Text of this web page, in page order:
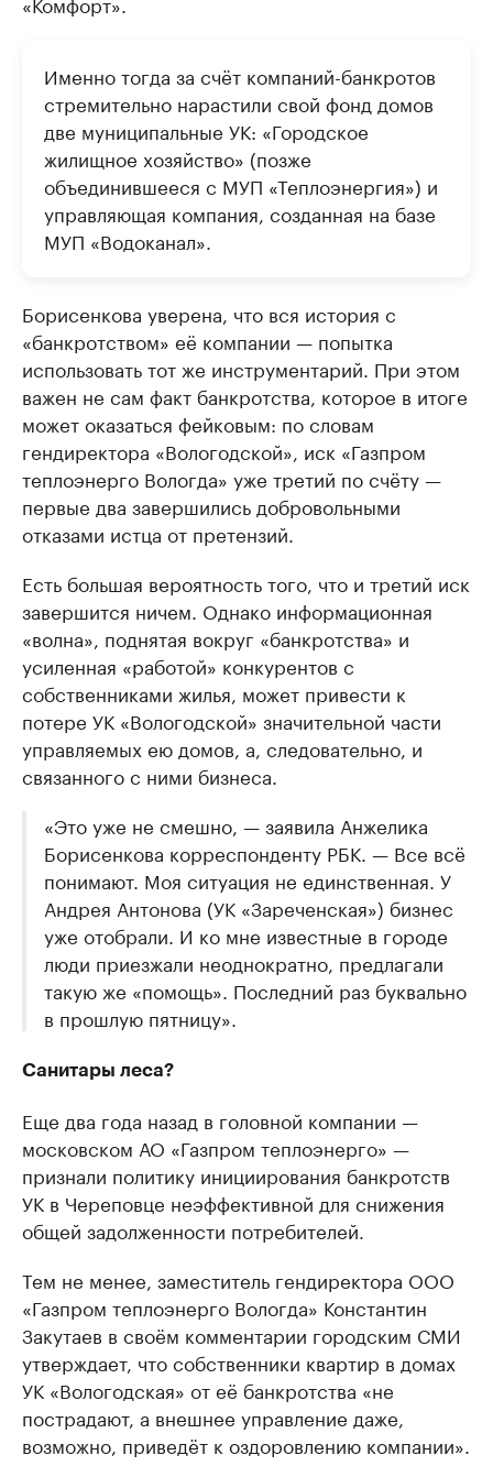
Именно тогда за счёт компаний-банкротов
стремительно нарастили свой фонд домов
две муниципальные УК: «Городское
жилищное хозяйство» (позже
объединившееся с МУП «Теплоэнергия») и
управляющая компания, созданная на базе
МУП «Водоканал».
Борисенкова уверена, что вся история с
«банкротством» её компании — попытка
использовать тот же инструментарий. При этом
важен не сам факт банкротства, которое в итоге
может оказаться фейковым: по словам
гендиректора «Вологодской», иск «Газпром
теплоэнерго Вологда» уже третий по счёту —
первые два завершились добровольными
отказами истца от претензий.
Есть большая вероятность того, что и третий иск
завершится ничем. Однако информационная
«волна», поднятая вокруг «банкротства» и
усиленная «работой» конкурентов с
собственниками жилья, может привести к
потере УК «Вологодской» значительной части
управляемых ею домов, а, следовательно, и
связанного с ними бизнеса.
«Это уже не смешно, — заявила Анжелика
Борисенкова корреспонденту РБК. — Все всё
понимают. Моя ситуация не единственная. У
Андрея Антонова (УК «Зареченская») бизнес
уже отобрали. И ко мне известные в городе
люди приезжали неоднократно, предлагали
такую же «помощь». Последний раз буквально
в прошлую пятницу».
Санитары леса?
Еще два года назад в головной компании —
московском АО «Газпром теплоэнерго» —
признали политику инициирования банкротств
УК в Череповце неэффективной для снижения
общей задолженности потребителей.
Тем не менее, заместитель гендиректора ООО
«Газпром теплоэнерго Вологда» Константин
Закутаев в своём комментарии городским СМИ
утверждает, что собственники квартир в домах
УК «Вологодская» от её банкротства «не
пострадают, а внешнее управление даже,
возможно, приведёт к оздоровлению компании».